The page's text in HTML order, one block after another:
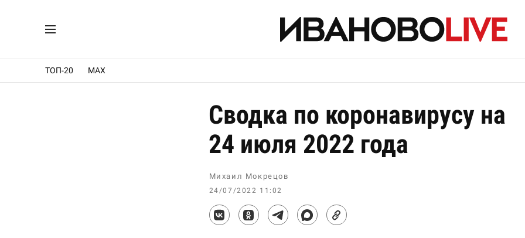
ТОП-20 MAX
Сводка по коронавирусу на
24 июля 2022 года
Михаил Мокрецов
24/07/2022 11:02